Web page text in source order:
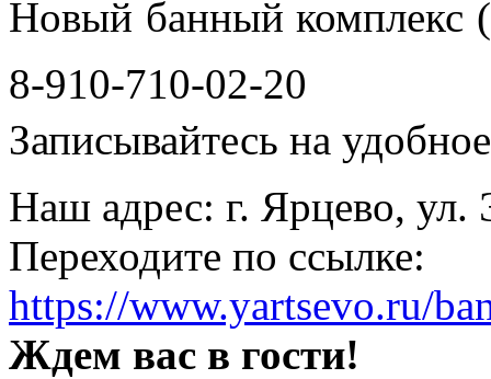
Новый банный комплекс
8-910-710-02-20
Записывайтесь на
Наш адрес: г. Ярцево, ул.
Переходите по ссылке:
https://www.yartsevo.ru/
Ждем вас в гости!